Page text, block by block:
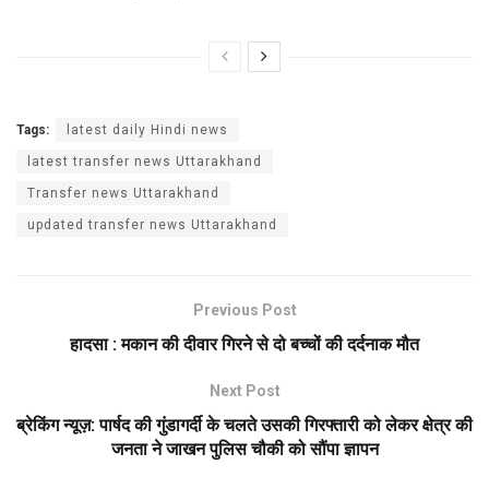
Tags: latest daily Hindi news
latest transfer news Uttarakhand
Transfer news Uttarakhand
updated transfer news Uttarakhand
Previous Post
हादसा : मकान की दीवार गिरने से दो बच्चों की दर्दनाक मौत
Next Post
ब्रेकिंग न्यूज़: पार्षद की गुंडागर्दी के चलते उसकी गिरफ्तारी को लेकर क्षेत्र की
जनता ने जाखन पुलिस चौकी को सौंपा ज्ञापन